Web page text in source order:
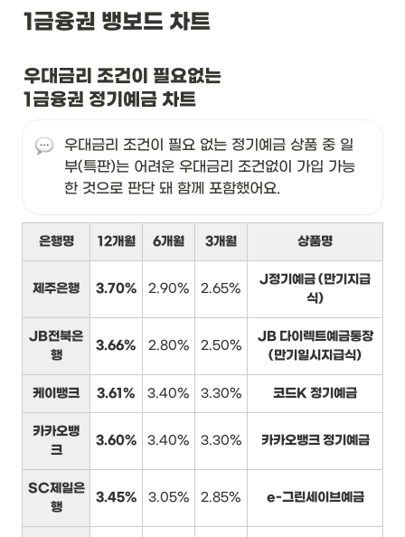
1금융권 뱅보드 차트
우대금리 조건이 필요없는
1금융권 정기예금 차트
우대금리 조건이 필요 없는 정기예금 상품 중 일
부(특판)는 어려운 우대금리 조건없이 가입 가능
한 것으로 판단 돼 함께 포함했어요.
은행명 12개월 6개월 3개월 상품명
제주은행 3.70% 2.90% 2.65%
J정기예금 (만기지급
식)
JB전북은
행
3.66% 2.80% 2.50%
JB 다이렉트예금통장
(만기일시지급식)
케이뱅크 3.61% 3.40% 3.30% 코드K 정기예금
카카오뱅
크
3.60% 3.40% 3.30% 카카오뱅크 정기예금
SC제일은
행
3.45% 3.05% 2.85% e-그린세이브예금